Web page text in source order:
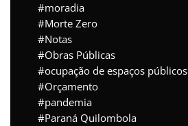
moradia
Morte Zero
Notas
Obras Públicas
ocupação de espaços públicos
Orçamento
pandemia
Paraná Quilombola